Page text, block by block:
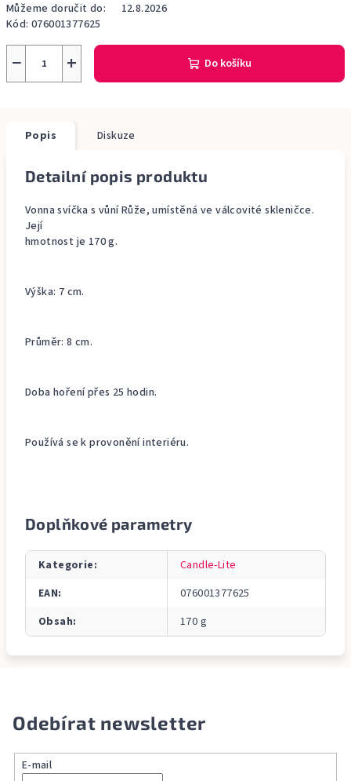
Můžeme doručit do:
12.8.2026
Kód: 076001377625
+
− Do košíku
Popis Diskuze
Detailní popis produktu
Vonna svíčka s vůní Růže, umístěná ve válcovité skleničce.
Její
hmotnost je 170 g.
Výška: 7 cm.
Průměr: 8 cm.
Doba hoření přes 25 hodin.
Používá se k provonění interiéru.
Doplňkové parametry
Kategorie:
Candle-Lite
EAN:
076001377625
Obsah: 170 g
Odebírat newsletter
E-mail